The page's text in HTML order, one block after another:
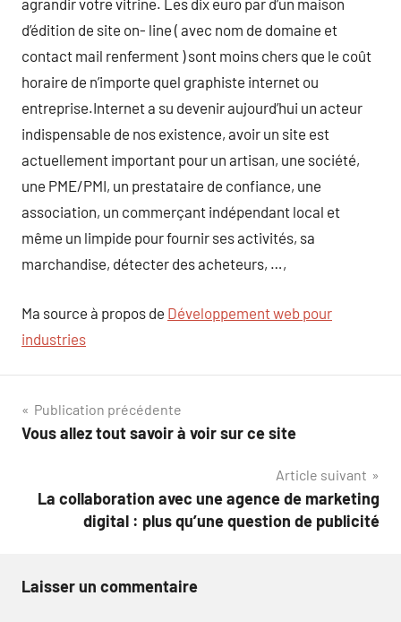
agrandir votre vitrine. Les dix euro par d’un maison
d’édition de site on- line ( avec nom de domaine et
contact mail renferment ) sont moins chers que le coût
horaire de n’importe quel graphiste internet ou
entreprise.Internet a su devenir aujourd’hui un acteur
indispensable de nos existence, avoir un site est
actuellement important pour un artisan, une société,
une PME/PMI, un prestataire de confiance, une
association, un commerçant indépendant local et
même un limpide pour fournir ses activités, sa
marchandise, détecter des acheteurs, …,
Ma source à propos de Développement web pour
industries
Navigation
de
Publication précédente
Vous allez tout savoir à voir sur ce site
Article suivant
La collaboration avec une agence de marketing
digital : plus qu’une question de publicité
Laisser un commentaire